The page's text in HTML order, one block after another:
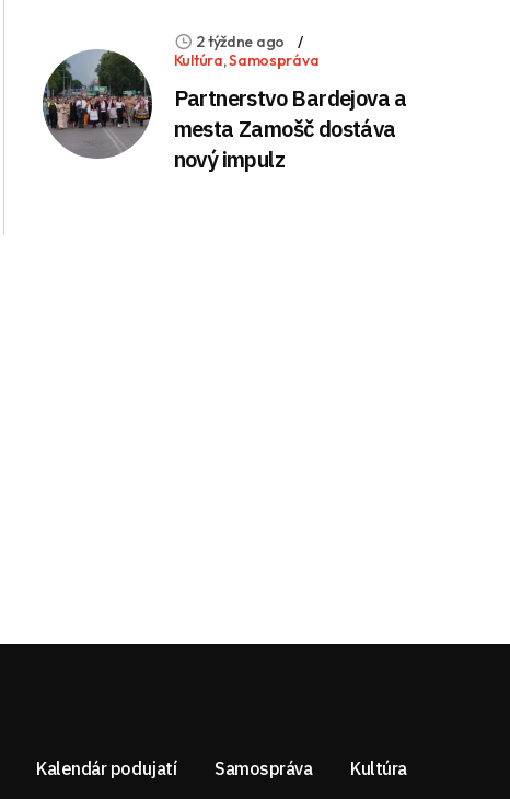
2 týždne ago
Kultúra,Samospráva
Partnerstvo Bardejova a
mesta Zamošč dostáva
nový impulz
Kalendár podujatí Samospráva Kultúra